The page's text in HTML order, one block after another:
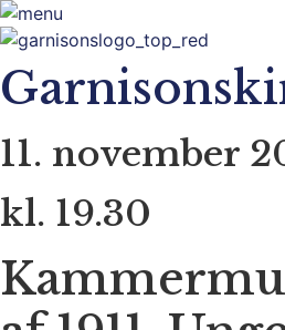
11. november
kl. 19.30